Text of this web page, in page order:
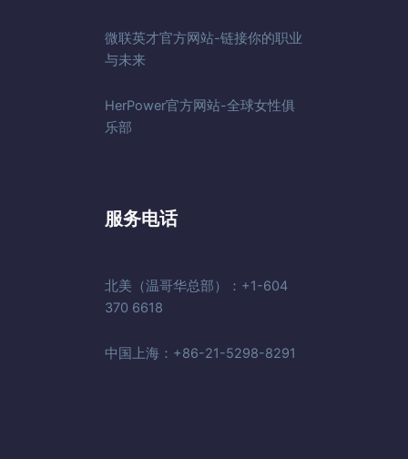
微联英才官方网站-链接你的职业
与未来
HerPower官方网站-全球女性俱
乐部
服务电话
北美（温哥华总部）：+1-604
370 6618
中国上海：+86-21-5298-8291